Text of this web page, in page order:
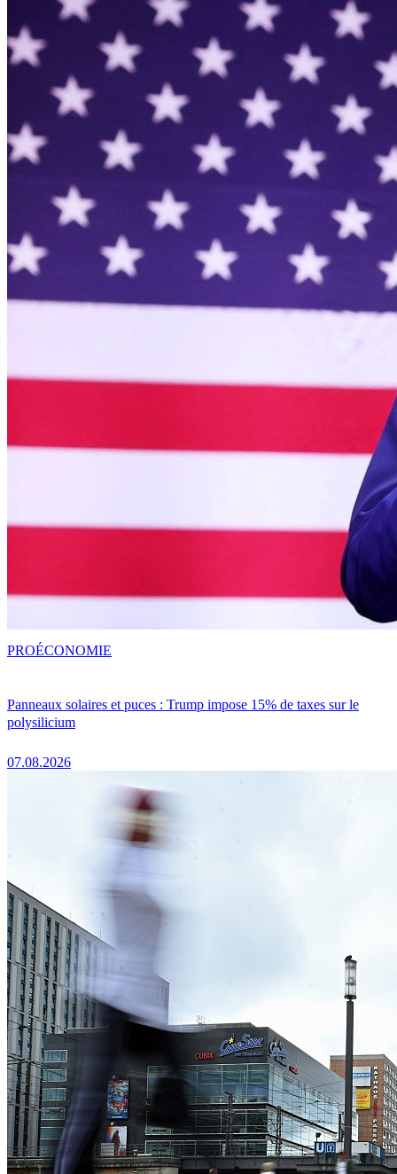
Panneaux solaires et puces : Trump impose 15% de taxes sur le
polysilicium
07.08.2026
PROÉCONOMIE